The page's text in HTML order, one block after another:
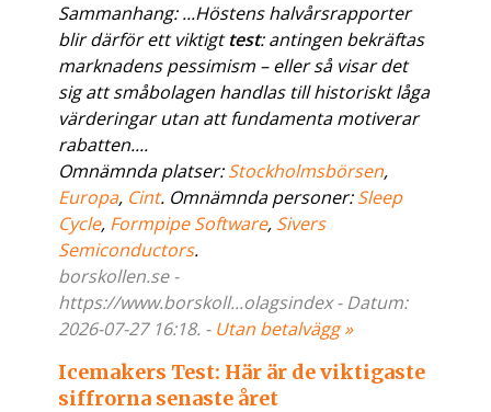
Sammanhang: ...Höstens halvårsrapporter
blir därför ett viktigttest: antingen bekräftas
marknadens pessimism – eller så visar det
sig att småbolagen handlas till historiskt låga
värderingar utan att fundamenta motiverar
rabatten....
Omnämnda platser:Stockholmsbörsen,
Europa, Cint. Omnämnda personer:Sleep
Cycle, Formpipe Software, Sivers
Semiconductors.
borskollen.se -
https://www.borskoll...olagsindex - Datum:
2026-07-27 16:18. - Utan betalvägg »
Icemakers Test: Här är de viktigaste
siffrorna senaste året